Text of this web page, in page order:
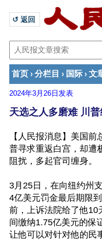
↺ 返回
首页 › 分栏目 › 国际 › 文
2024年3月26日 发表
天选之人多磨难 川
【人民报消息】美国前
普寻求重返白宫，却遭
阻扰，多起官司缠身。
3月25日，在向纽约州
4亿美元罚金最后期限
前，上诉法院给了他10
间缴纳1.75亿美元的保
让他可以对针对他的民